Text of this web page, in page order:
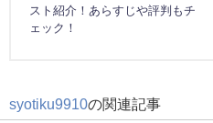
スト紹介！あらすじや評判もチ
ェック！
syotiku9910の関連記事